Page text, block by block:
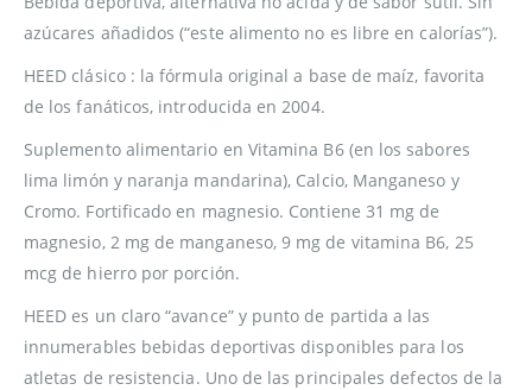
azúcares añadidos (“este alimento no es libre en calorías”).
HEED clásico : la fórmula original a base de maíz, favorita
de los fanáticos, introducida en 2004.
Suplemento alimentario en Vitamina B6 (en los sabores
lima limón y naranja mandarina), Calcio, Manganeso y
Cromo. Fortificado en magnesio. Contiene 31 mg de
magnesio, 2 mg de manganeso, 9 mg de vitamina B6, 25
mcg de hierro por porción.
HEED es un claro “avance” y punto de partida a las
innumerables bebidas deportivas disponibles para los
atletas de resistencia. Uno de las principales defectos de la